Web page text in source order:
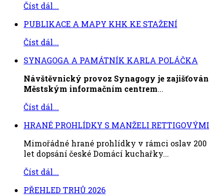
Číst dál...
PUBLIKACE A MAPY KHK KE STAŽENÍ
Číst dál...
SYNAGOGA A PAMÁTNÍK KARLA POLÁČKA
Návštěvnický provoz Synagogy je zajišťován
Městským informačním centrem...
Číst dál...
HRANÉ PROHLÍDKY S MANŽELI RETTIGOVÝMI
Mimořádné hrané prohlídky v rámci oslav 200
let dopsání české Domácí kuchařky...
Číst dál...
PŘEHLED TRHŮ 2026